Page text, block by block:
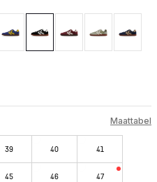
Maattabel
39 40 41
45 46 47